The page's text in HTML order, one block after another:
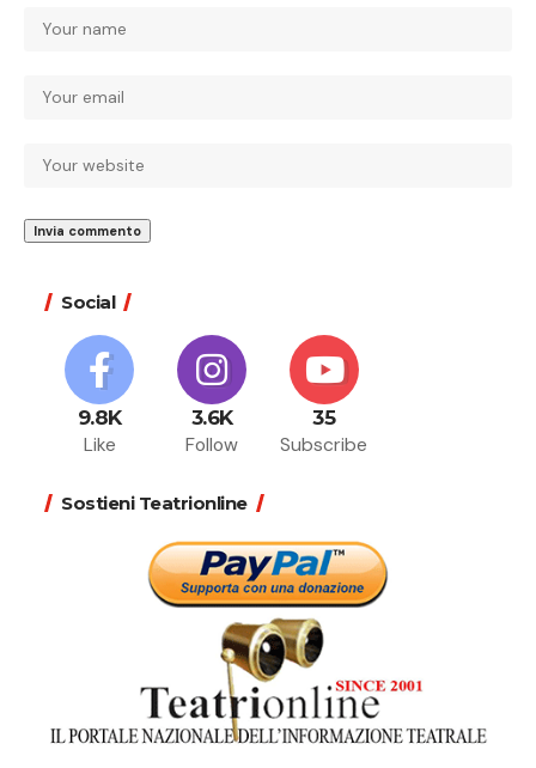
Social
9.8K
Like
3.6K
Follow
35
Subscribe
Sostieni Teatrionline